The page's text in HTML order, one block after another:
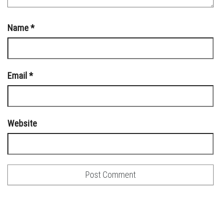
Name*
Email *
Website